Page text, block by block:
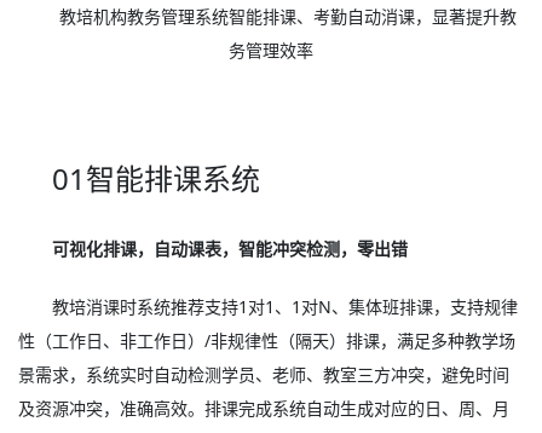
教培机构教务管理系统智能排课、考勤自动消课，显著提升教
务管理效率
01智能排课系统
可视化排课，自动课表，智能冲突检测，零出错
教培消课时系统推荐支持1对1、1对N、集体班排课，支持规律
性（工作日、非工作日）/非规律性（隔天）排课，满足多种教学场
景需求，系统实时自动检测学员、老师、教室三方冲突，避免时间
及资源冲突，准确高效。排课完成系统自动生成对应的日、周、月